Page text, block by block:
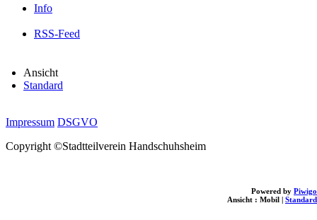
Powered by Piwigo
Ansicht : Mobil | Standard
Info
RSS-Feed
Ansicht
Standard
Impressum DSGVO
Copyright ©Stadtteilverein Handschuhsheim